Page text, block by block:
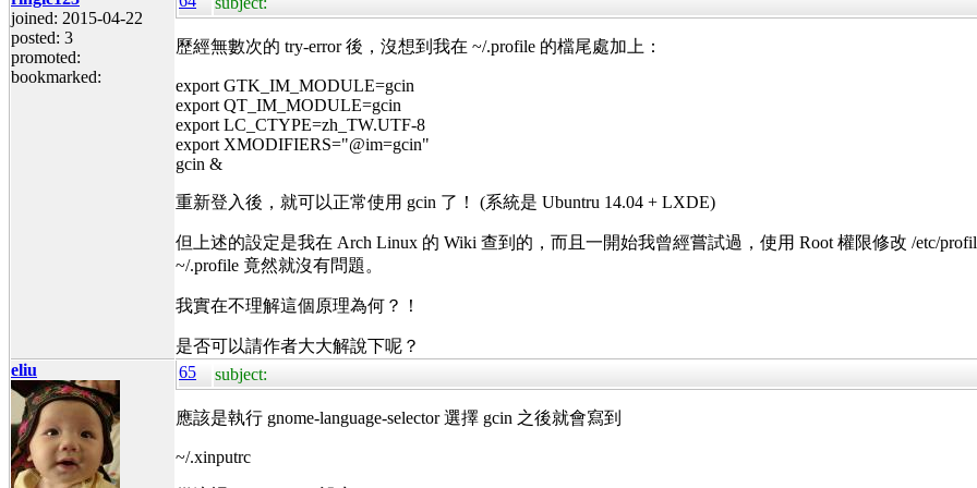
joined: 2015-04-22
posted: 3
promoted:
bookmarked:
歷經無數次的 try-error 後，沒想到我在 ~/.profile 的檔尾處加上：
export GTK_IM_MODULE=gcin
export QT_IM_MODULE=gcin
export LC_CTYPE=zh_TW.UTF-8
export XMODIFIERS="@im=gcin"
gcin &
重新登入後，就可以正常使用 gcin 了！ (系統是 Ubuntru 14.04 + LXDE)
但上述的設定是我在 Arch Linux 的 Wiki 查到的，而且一開始我曾經嘗試過，使用 Root 權限修改 /etc/
~/.profile 竟然就沒有問題。
我實在不理解這個原理為何？！
是否可以請作者大大解說下呢？
eliu
65 subject:
應該是執行 gnome-language-selector 選擇 gcin 之後就會寫到
~/.xinputrc